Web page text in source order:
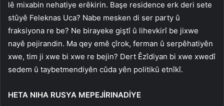
lê mixabin nehatiye erêkirin. Başe residence erk deri sete
stûyê Feleknas Uca? Nabe mesken di ser party û
fraksiyona re be? Ne birayeke giştî û lihevkirî be jixwe
nayê pejirandin. Ma qey emê çîrok, ferman û serpêhatiyên
xwe, tim ji xwe bi xwe re bejin? Dert Êzîdiyan bi xwe xwedî
sedem û taybetmendiyên cûda yên politikû etnîkî.
HETA NIHA RUSYA MEPEJİRINADİYE